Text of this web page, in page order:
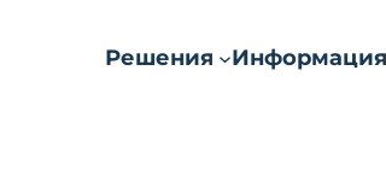
Решения Информация